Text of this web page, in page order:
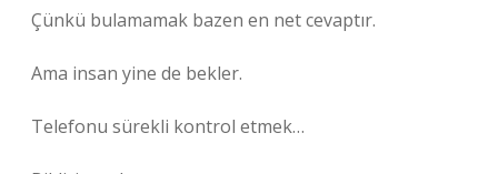
Çünkü bulamamak bazen en net cevaptır.
Ama insan yine de bekler.
Telefonu sürekli kontrol etmek…